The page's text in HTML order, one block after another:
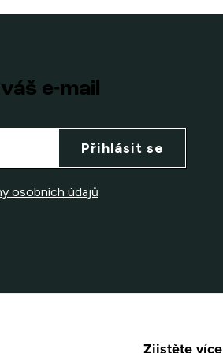
e-mail
osobních údajů
Přihlásit se